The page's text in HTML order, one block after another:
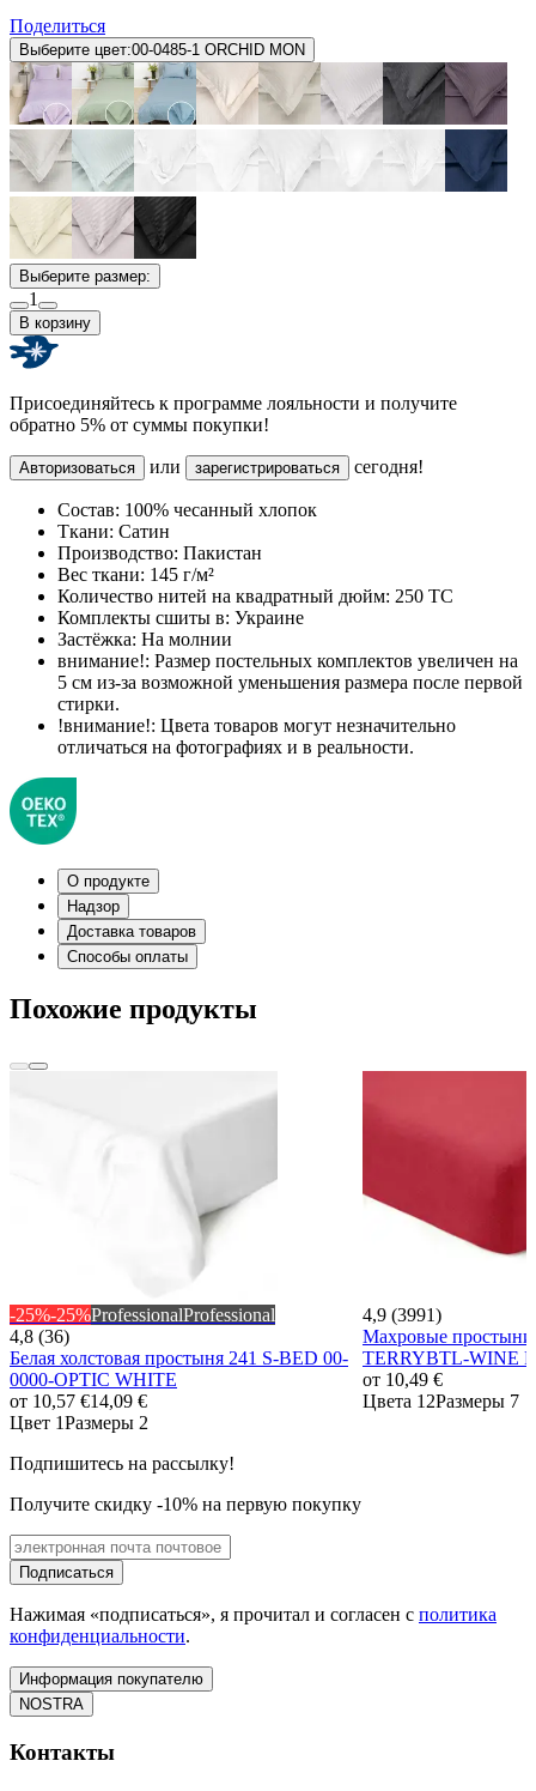
Поделиться
Выберите цвет:00-0485-1 ORCHID MON
Выберите размер:
1
В корзину
Присоединяйтесь к программе лояльности и получите
обратно 5% от суммы покупки!
Авторизоваться или зарегистрироваться сегодня!
Состав: 100% чесанный хлопок
Ткани: Сатин
Производство: Пакистан
Вес ткани: 145 г/м²
Количество нитей на квадратный дюйм: 250 TC
Комплекты сшиты в: Украине
Застёжка: На молнии
внимание!: Размер постельных комплектов увеличен на
5 см из-за возможной уменьшения размера после первой
стирки.
!внимание!: Цвета товаров могут незначительно
отличаться на фотографиях и в реальности.
О продукте
Надзор
Доставка товаров
Способы оплаты
Похожие продукты
-25%-25%ProfessionalProfessional
4,8 (36)
Белая холстовая простыня 241 S-BED 00-
0000-OPTIC WHITE
от 10,57 €14,09 €
Цвет 1Размеры 2
4,9 (3991)
Махровые простыни
TERRYBTL-WINE
от 10,49 €
Цвета 12Размеры 7
Подпишитесь на рассылку!
Получите скидку -10% на первую покупку
Подписаться
Нажимая «подписаться», я прочитал и согласен с политика
конфиденциальности.
Информация покупателю
NOSTRA
Контакты